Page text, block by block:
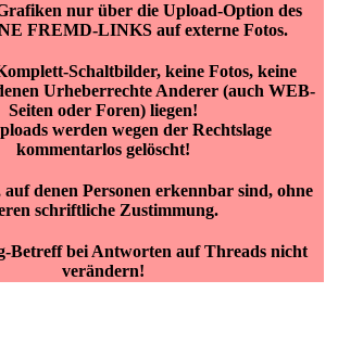
nur über die Upload-Option des
FREMD-LINKS auf externe Fotos.
Schaltbilder, keine Fotos, keine
Urheberrechte Anderer (auch WEB-
Seiten oder Foren) liegen!
werden wegen der Rechtslage
kommentarlos gelöscht!
auf denen Personen erkennbar sind, ohne
schriftliche Zustimmung.
Betreff bei Antworten auf Threads nicht
verändern!